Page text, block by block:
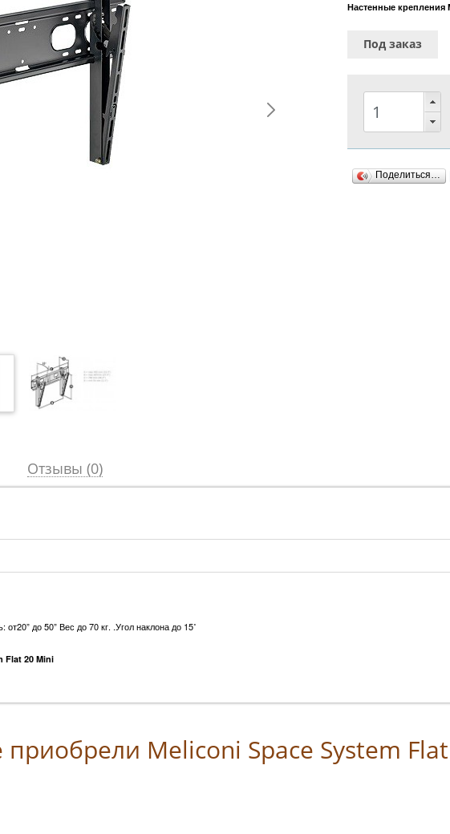
Настенные крепления
Под заказ
Поделиться…
Отзывы (0)
до 50” Вес до 70 кг. .Угол наклона до 15˚
Flat 20 Mini
Meliconi Space System